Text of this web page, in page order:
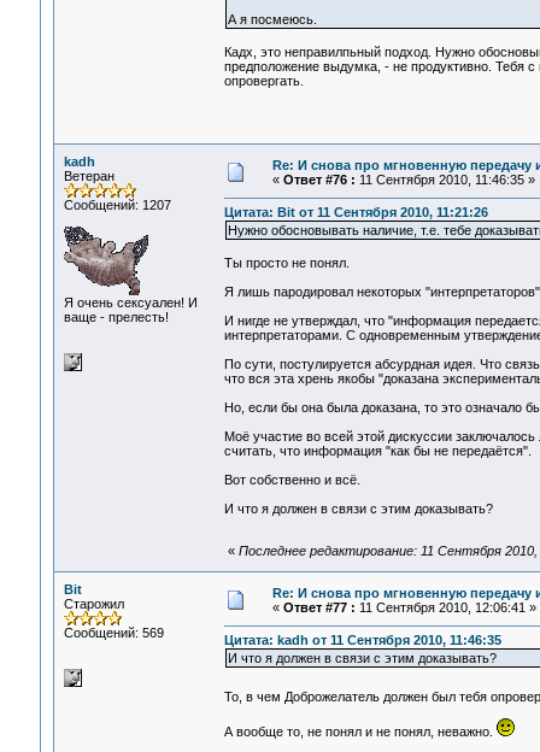
А я посмеюсь.
Кадх, это неправилпьный подход. Нужно
предположение выдумка, - не продуктивно. Тебя
опровергать.
kadh
Ветеран
Сообщений: 1207
Я очень сексуален! И
ваще - прелесть!
Re: И снова про мгновенную
« Ответ #76 : 11 Сентября 2010, 11:46:35 »
Цитата: Bit от 11 Сентября 2010, 11:21:26
Нужно обосновывать наличие, т.е. тебе
Ты просто не понял.
Я лишь пародировал некоторых
И нигде не утверждал, что "информация
интерпретаторами. С одновременным
По сути, постулируется абсурдная идея. Что
что вся эта хрень якобы "доказана
Но, если бы она была доказана, то это означало
Моё участие во всей этой дискуссии
считать, что информация "как бы не передаётся".
Вот собственно и всё.
И что я должен в связи с этим доказывать?
« Последнее редактирование: 11 Сентября
Bit
Старожил
Сообщений: 569
Re: И снова про мгновенную
« Ответ #77 : 11 Сентября 2010, 12:06:41 »
Цитата: kadh от 11 Сентября 2010, 11:46:35
И что я должен в связи с этим доказывать?
То, в чем Доброжелатель должен был тебя
А вообще то, не понял и не понял, неважно.